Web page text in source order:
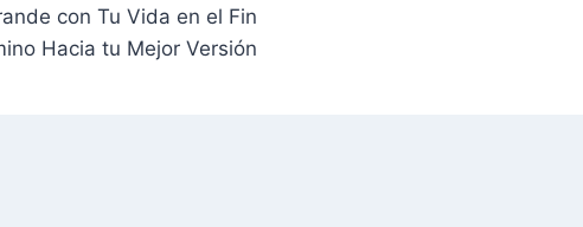
con Tu Vida en el Fin
Hacia tu Mejor Versión